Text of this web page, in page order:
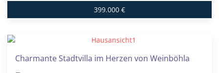
399.000 €
Charmante Stadtvilla im Herzen von Weinböhla